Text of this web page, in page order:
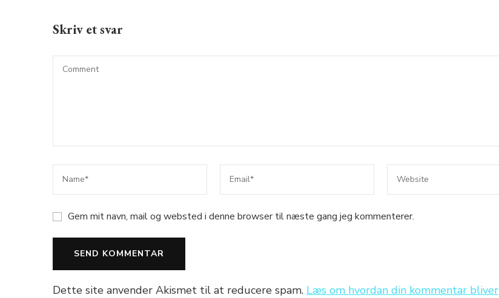
Skriv et svar
Gem mit navn, mail og websted i denne browser til næste gang jeg kommenterer.
Dette site anvender Akismet til at reducere spam. Læs om hvordan din kommentar bliver